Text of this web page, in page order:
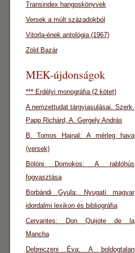
Transindex hangoskönyvek
Versek a múlt századokból
Vitorla-ének antológia (1967)
Zöld Bazár
MEK-újdonságok
*** Erdélyi monográfia (2 kötet)
A nemzettudat tárgyiasulásai. Szerk.
Papp Richárd, A. Gergely András
B. Tomos Hajnal: A mérleg hava
(versek)
Bölöni Domokos: A rablóhús
fogyasztása
Borbándi Gyula: Nyugati magyar
idordalmi lexikon és bibliográfia
Cervantes: Don Quijote de la
Mancha
Debreczeni Éva: A boldogtalan